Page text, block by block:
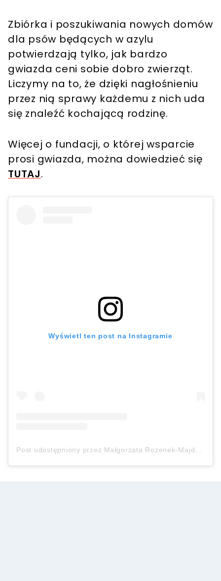
Zbiórka i poszukiwania nowych domów
dla psów będących w azylu
potwierdzają tylko, jak bardzo
gwiazda ceni sobie dobro zwierząt.
Liczymy na to, że dzięki nagłośnieniu
przez nią sprawy każdemu z nich uda
się znaleźć kochającą rodzinę.
Więcej o fundacji, o której wsparcie
prosi gwiazda, można dowiedzieć się
TUTAJ.
Wyświetl ten post na Instagramie
Post udostępniony przez Małgorzata Rozenek-Majdan (@m_rozenek)